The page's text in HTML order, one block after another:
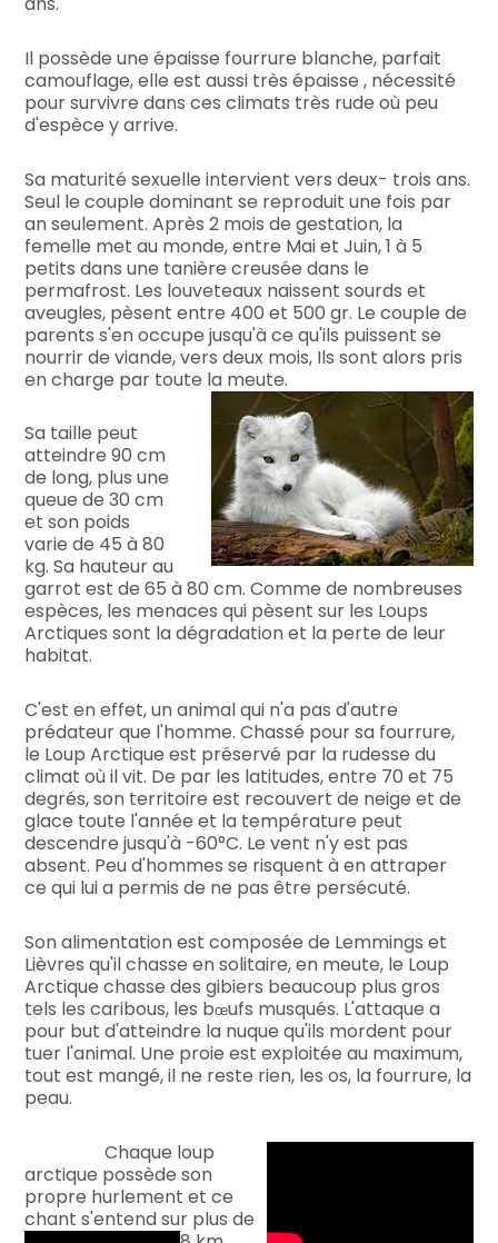
Il possède une épaisse fourrure blanche, parfait
camouflage, elle est aussi très épaisse , nécessité
pour survivre dans ces climats très rude où peu
d'espèce y arrive.
Sa maturité sexuelle intervient vers deux- trois ans.
Seul le couple dominant se reproduit une fois par
an seulement. Après 2 mois de gestation, la
femelle met au monde, entre Mai et Juin, 1 à 5
petits dans une tanière creusée dans le
permafrost. Les louveteaux naissent sourds et
aveugles, pèsent entre 400 et 500 gr. Le couple de
parents s'en occupe jusqu'à ce qu'ils puissent se
nourrir de viande, vers deux mois, Ils sont alors pris
en charge par toute la meute.
Sa taille peut
atteindre 90 cm
de long, plus une
queue de 30 cm
et son poids
varie de 45 à 80
kg. Sa hauteur au
garrot est de 65 à 80 cm. Comme de nombreuses
espèces, les menaces qui pèsent sur les Loups
Arctiques sont la dégradation et la perte de leur
habitat.
C'est en effet, un animal qui n'a pas d'autre
prédateur que l'homme. Chassé pour sa fourrure,
le Loup Arctique est préservé par la rudesse du
climat où il vit. De par les latitudes, entre 70 et 75
degrés, son territoire est recouvert de neige et de
glace toute l'année et la température peut
descendre jusqu'à -60°C. Le vent n'y est pas
absent. Peu d'hommes se risquent à en attraper
ce qui lui a permis de ne pas être persécuté.
Son alimentation est composée de Lemmings et
Lièvres qu'il chasse en solitaire, en meute, le Loup
Arctique chasse des gibiers beaucoup plus gros
tels les caribous, les bœufs musqués. L'attaque a
pour but d'atteindre la nuque qu'ils mordent pour
tuer l'animal. Une proie est exploitée au maximum,
tout est mangé, il ne reste rien, les os, la fourrure, la
peau.
Chaque loup
arctique possède son
propre hurlement et ce
chant s'entend sur plus de